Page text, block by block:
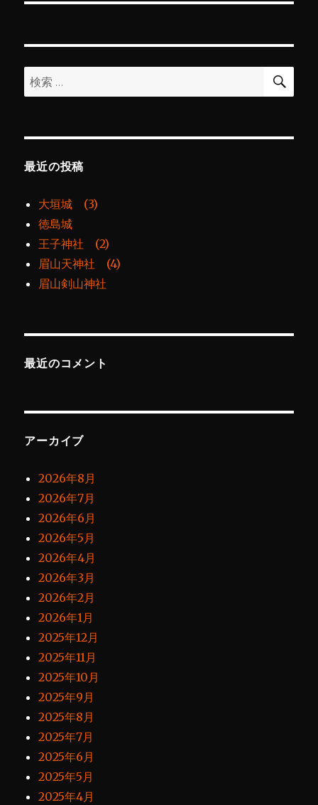
ン
投
検
索:
検
最近の投稿
大垣城 (3)
徳島城
王子神社 (2)
眉山天神社 (4)
眉山剣山神社
最近のコメント
アーカイブ
2026年8月
2026年7月
2026年6月
2026年5月
2026年4月
2026年3月
2026年2月
2026年1月
2025年12月
2025年11月
2025年10月
2025年9月
2025年8月
2025年7月
2025年6月
2025年5月
2025年4月